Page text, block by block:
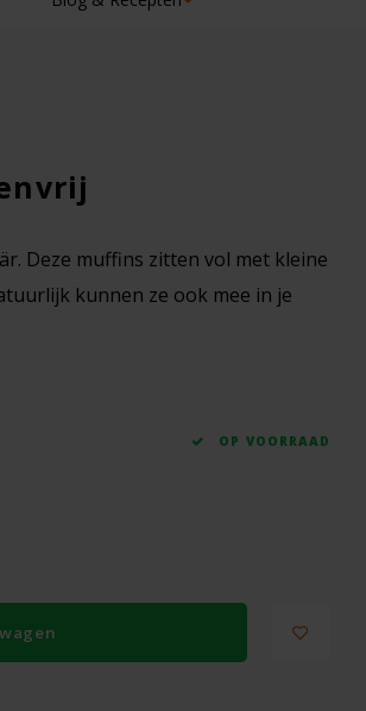
Deze muffins zitten vol met kleine
kunnen ze ook mee in je
OP VOORRAAD